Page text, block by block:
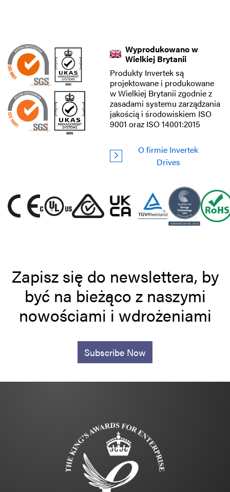
Wyprodukowano w
Wielkiej Brytanii
Produkty Invertek są
projektowane i produkowane
w Wielkiej Brytanii zgodnie z
zasadami systemu zarządzania
jakością i środowiskiem ISO
9001 oraz ISO 14001:2015
O firmie Invertek
Drives
Zapisz się do newslettera, by
być na bieżąco z naszymi
nowościami i wdrożeniami
Subscribe Now